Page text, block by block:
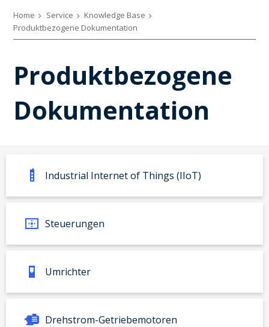
Home Service
Knowledge Base
Produktbezogene Dokumentation
Produktbezogene
Dokumentation
Industrial Internet of Things (IIoT)
Steuerungen
Umrichter
Drehstrom-Getriebemotoren